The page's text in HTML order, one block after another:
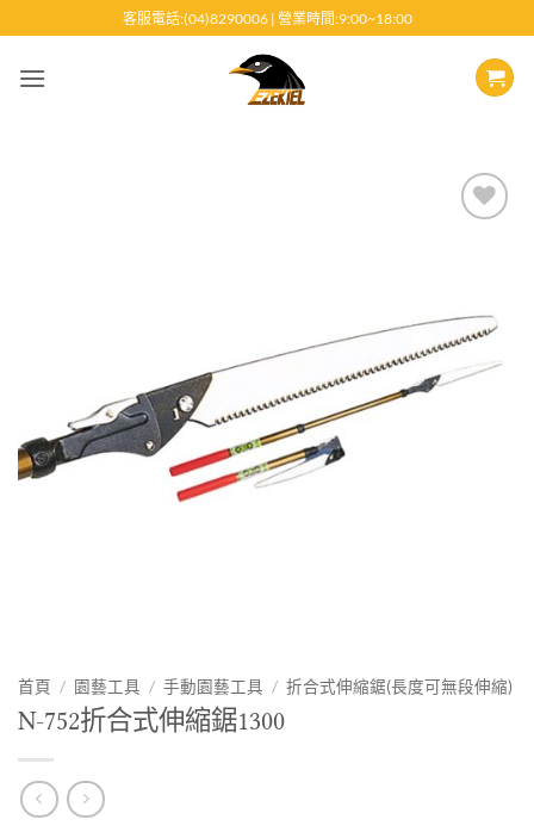
至
客服電話:(04)8290006 | 營業時間:9:00~18:00
首頁 / 園藝工具 / 手動園藝工具 / 折合式伸縮鋸(長度可無段伸縮)
N-752折合式伸縮鋸1300